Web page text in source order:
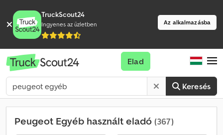
TruckScout24
Ingyenes az üzletben Az alkalmazásba
Keresés
Elad
Peugeot Egyéb használt eladó (367)